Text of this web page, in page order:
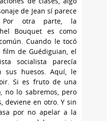
de Jean sí parece
Por otra parte, la
Bouquet es como
Cuando le tocó
de Guédiguian, el
socialista parecía
sus huesos. Aquí, le
Si es fruto de una
no lo sabremos, pero
deviene en otro. Y sin
por no apelar a la